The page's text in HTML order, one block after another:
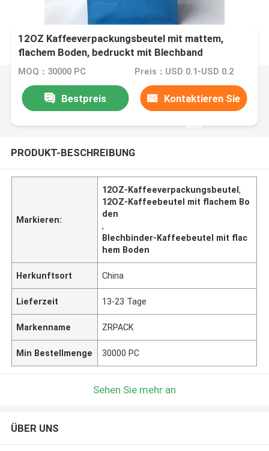
12OZ Kaffeeverpackungsbeutel mit mattem,
flachem Boden, bedruckt mit Blechband
MOQ：30000 PC Preis：USD 0.1-USD 0.2
Bestpreis Kontaktieren Sie
uns
PRODUKT-BESCHREIBUNG
Markieren:
12OZ-Kaffeeverpackungsbeutel,
12OZ-Kaffeebeutel mit flachem Bo
den
,
Blechbinder-Kaffeebeutel mit flac
hem Boden
Herkunftsort China
Lieferzeit 13-23 Tage
Markenname ZRPACK
Min Bestellmenge 30000 PC
Sehen Sie mehr an
ÜBER UNS